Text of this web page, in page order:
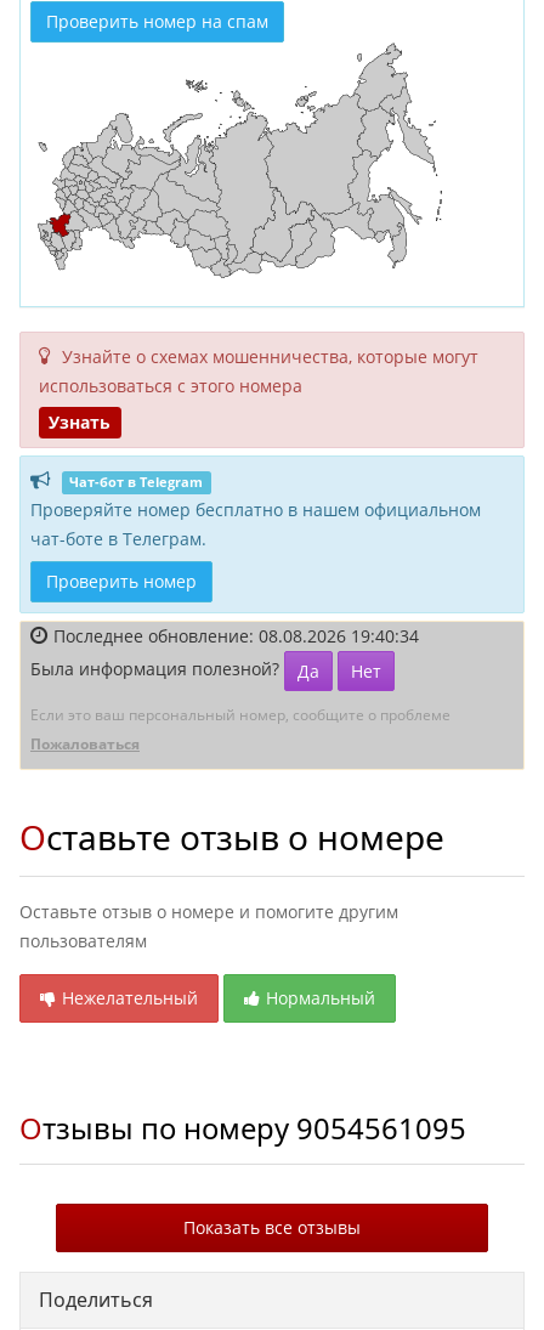
Проверить номер на спам
Узнайте о схемах мошенни­чества, кото­рые могут
исполь­зоваться с этого номера
Узнать
Чат-бот в Telegram
Проверяйте номер бесплатно в нашем официальном
чат-боте в Телеграм.
Проверить номер
Последнее обновление: 08.08.2026 19:40:34
Была информация полезной?
Да Нет
Если это ваш персональный номер, сообщите о проблеме
Пожаловаться
Оставьте отзыв о номере
Оставьте отзыв о номере и помогите другим
пользователям
Нежелательный Нормальный
Отзывы по номеру 9054561095
Показать все отзывы
Поделиться